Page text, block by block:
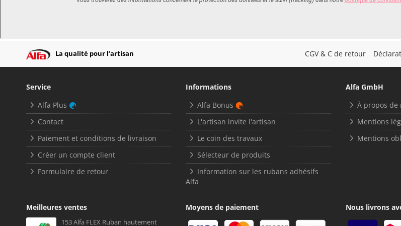
La qualité pour l’artisan CGV & C de retour
Service
Alfa Plus
Contact
Paiement et conditions de livraison
Créer un compte client
Formulaire de retour
Informations
Alfa Bonus
L'artisan invite l'artisan
Le coin des travaux
Sélecteur de produits
Information sur les rubans adhésifs
Alfa
Alfa GmbH
À propos de
Mentions
Mentions
Meilleures ventes
153 Alfa FLEX Ruban hautement
Moyens de paiement Nous livrons